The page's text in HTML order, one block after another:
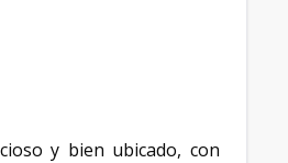
y bien ubicado, con